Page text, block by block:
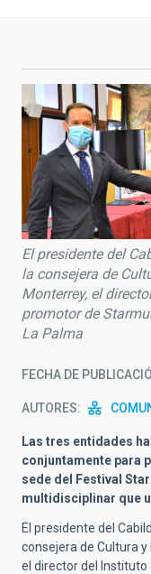
El presidente del
la consejera de
Monterrey, el
promotor de
La Palma
FECHA DE
AUTORES
Las tres entidades
conjuntamente para
sede del Festival
multidisciplinar que
El presidente del
consejera de Cultura
el director del Instituto